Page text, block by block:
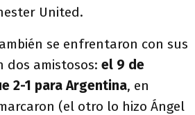
United.
se enfrentaron con sus
dos amistosos: el 9 de
2-1 para Argentina, en
(el otro lo hizo Ángel